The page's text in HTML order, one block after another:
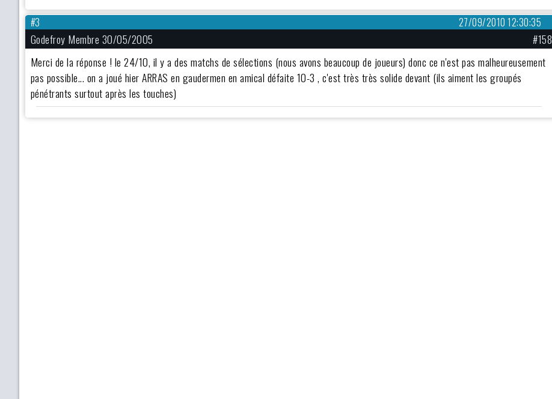
27/09/2010 12:30:35
#3
Godefroy Membre 30/05/2005
#158
Merci de la réponse ! le 24/10, il y a des matchs de sélections (nous avons beaucoup de joueurs) donc ce n'est pas malheureusement
pas possible... on a joué hier ARRAS en gaudermen en amical défaite 10-3 , c'est très très solide devant (ils aiment les groupés
pénétrants surtout après les touches)